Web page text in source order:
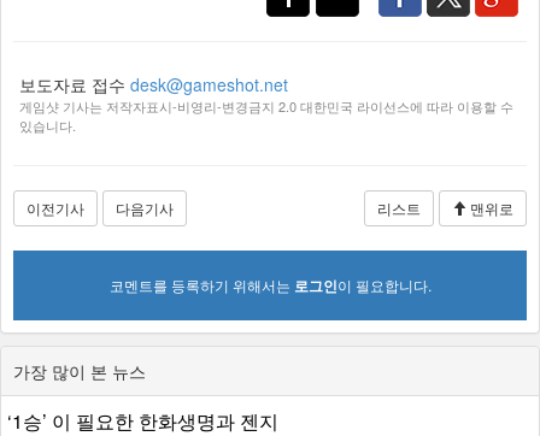
보도자료 접수 desk@gameshot.net
게임샷 기사는 저작자표시-비영리-변경금지 2.0 대한민국 라이선스에 따라 이용할 수
있습니다.
이전기사 다음기사 리스트 맨위로
코멘트를 등록하기 위해서는 로그인이 필요합니다.
가장 많이 본 뉴스
‘1승’ 이 필요한 한화생명과 젠지